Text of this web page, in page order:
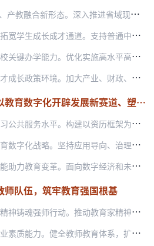
业教育体系新模式试点，落实地方政府统筹发展职业教育主体责任。建强市域产教联合体、行业产教融合共同体，优化与区域发…
小学开展职业启蒙教育、劳动教育。推动中等职业教育与普通高中教育融合发展。加强优质中等职业学校与高等职业学校衔接培养。加…
等职业学校和专业建设计划，建设一批办学特色鲜明的高水平职业本科学校。加快推动职业学校办学条件全面达标。实施职业教育教学…
融、就业等政策支持，新增教育经费加大对职业教育支持。积极推动职业学校毕业生在落户、就业、参加招录（聘）、职称评聘、晋…
七、 建设学习型社会，以教育数字化开辟发展新赛道、塑造发展新优势
基础、以学分银行为平台、以学习成果认证为重点的终身学习制度。加强教育资源共享和公共服务平台建设，建设学习型城市、学习型…
为基，推动集成化、智能化、国际化，建强用好国家智慧教育公共服务平台，建立横纵贯通、协同服务的数字教育体系。开发新型数字…
来产业发展，加强课程体系改革，优化学科专业设置。制定完善师生数字素养标准，深化人工智能助推教师队伍建设。打造人工智能教…
师队伍，筑牢教育强国根基
融入教师培养培训全过程，贯穿课堂教学、科学研究、社会实践各环节，构建日常浸润、项目赋能、平台支撑的教师发展良好生态。加…
大实施国家优秀中小学教师培养计划，推动高水平大学开展教师教育，提高师范教育办学质量。加强义务教育班主任队伍建设。完善高…